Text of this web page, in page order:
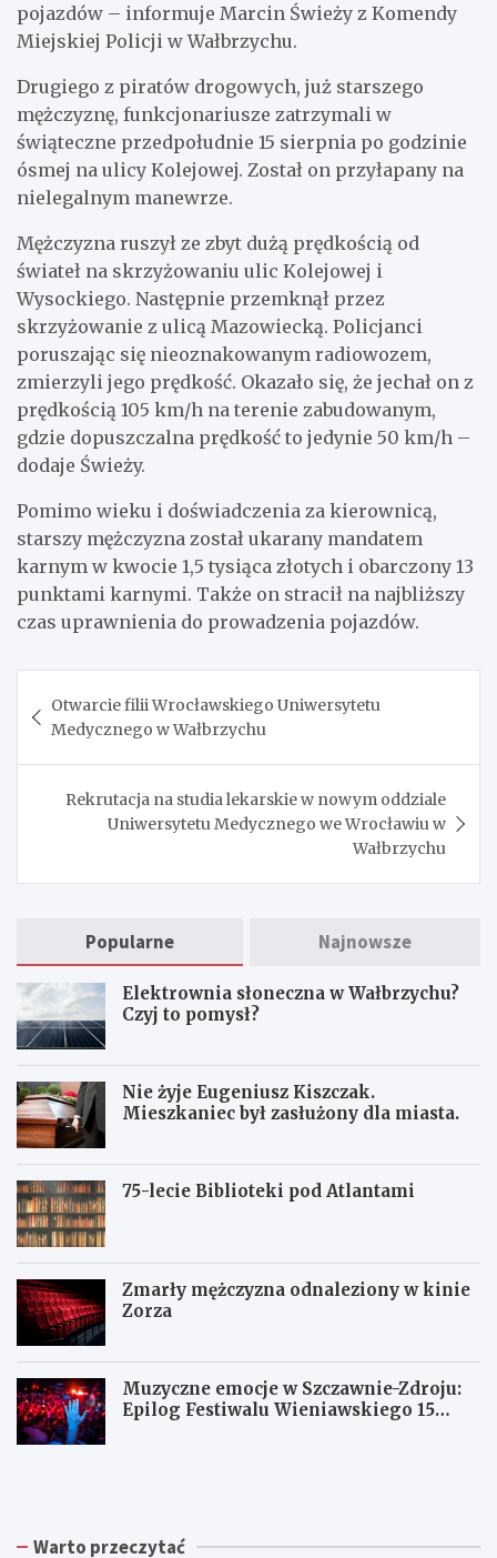
pojazdów – informuje Marcin Świeży z Komendy
Miejskiej Policji w Wałbrzychu.
Drugiego z piratów drogowych, już starszego
mężczyznę, funkcjonariusze zatrzymali w
świąteczne przedpołudnie 15 sierpnia po godzinie
ósmej na ulicy Kolejowej. Został on przyłapany na
nielegalnym manewrze.
Mężczyzna ruszył ze zbyt dużą prędkością od
świateł na skrzyżowaniu ulic Kolejowej i
Wysockiego. Następnie przemknął przez
skrzyżowanie z ulicą Mazowiecką. Policjanci
poruszając się nieoznakowanym radiowozem,
zmierzyli jego prędkość. Okazało się, że jechał on z
prędkością 105 km/h na terenie zabudowanym,
gdzie dopuszczalna prędkość to jedynie 50 km/h –
dodaje Świeży.
Pomimo wieku i doświadczenia za kierownicą,
starszy mężczyzna został ukarany mandatem
karnym w kwocie 1,5 tysiąca złotych i obarczony 13
punktami karnymi. Także on stracił na najbliższy
czas uprawnienia do prowadzenia pojazdów.
wpisu
Otwarcie filii Wrocławskiego Uniwersytetu
Medycznego w Wałbrzychu
Rekrutacja na studia lekarskie w nowym oddziale
Uniwersytetu Medycznego we Wrocławiu w
Wałbrzychu
Popularne Najnowsze
Elektrownia słoneczna w Wałbrzychu?
Czyj to pomysł?
Nie żyje Eugeniusz Kiszczak.
Mieszkaniec był zasłużony dla miasta.
75-lecie Biblioteki pod Atlantami
Zmarły mężczyzna odnaleziony w kinie
Zorza
Muzyczne emocje w Szczawnie-Zdroju:
Epilog Festiwalu Wieniawskiego 15
Z
k
W
z
W
z Warto przeczytać